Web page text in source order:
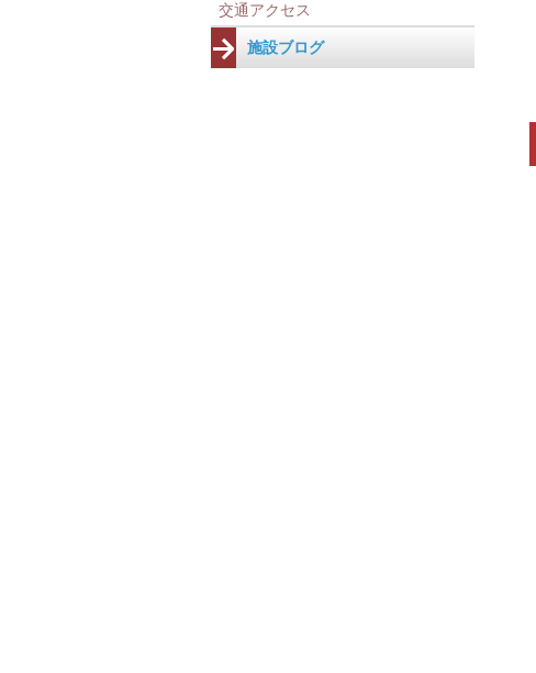
交通アクセス
施設ブログ